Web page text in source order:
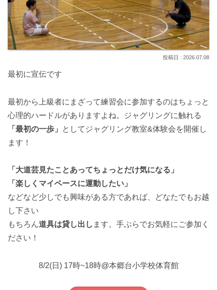
2026.07.08
最初に宣伝です
最初から上級者にまざって練習会に参加するのはちょっと
心理的ハードルがありますよね。ジャグリングに触れる
「最初の一歩」
としてジャグリング教室&体験会を開催し
ます！
「大道芸見たことあってちょっとだけ気になる」
「楽しくマイペースに運動したい」
などなど少しでも興味がある方であれば、どなたでもお越
し下さい
もちろん道具は貸し出し ます。手ぶらでお気軽にご参加く
ださい！
8/2(日) 17時~18時@本郷台小学校体育館